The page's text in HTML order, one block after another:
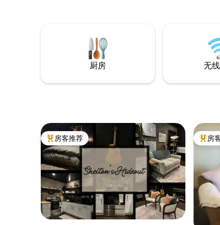
预订时，可
度假
厨房 无
热门「房客推荐」
房客推荐 热门
房